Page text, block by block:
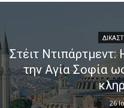
Στέιτ Ντιπάρτμεντ:
την Αγία Σοφία
26